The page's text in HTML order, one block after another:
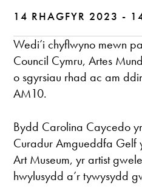
14 RHAGFYR 2023 -
Wedi’i chyflwyno mewn
Council Cymru, Artes
o sgyrsiau rhad ac am
AM10.
Bydd Carolina Caycedo
Curadur Amgueddfa
Art Museum, yr artist
hwylusydd a’r tywysydd